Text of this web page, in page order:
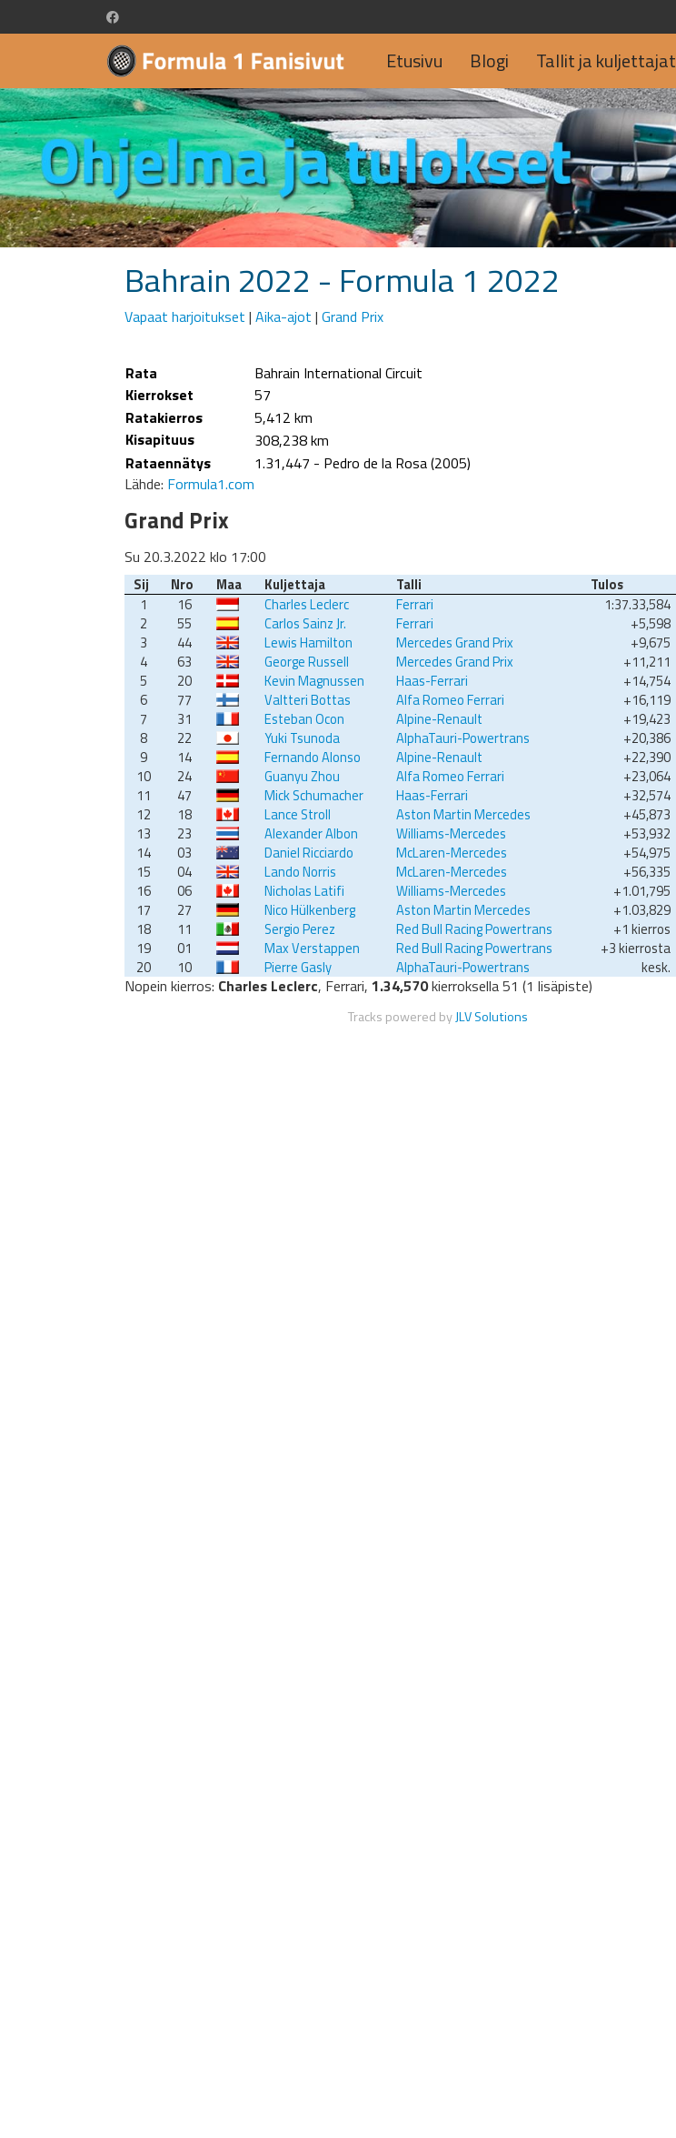
Etusivu Blogi Tallit ja kuljettajat
Bahrain 2022 - Formula 1 2022
Vapaat harjoitukset | Aika-ajot | Grand Prix
Rata
Bahrain International Circuit
Kierrokset
57
Ratakierros
5,412 km
Kisapituus
308,238 km
Rataennätys
1.31,447 - Pedro de la Rosa (2005)
Lähde: Formula1.com
Grand Prix
Su 20.3.2022 klo 17:00
Sij Nro Maa Kuljettaja Talli Tulos
1
16 Charles Leclerc Ferrari 1:37.33,584
2
55 Carlos Sainz Jr. Ferrari +5,598
3
44 Lewis Hamilton Mercedes Grand Prix +9,675
4
63 George Russell Mercedes Grand Prix +11,211
5
20 Kevin Magnussen Haas-Ferrari +14,754
6
77 Valtteri Bottas Alfa Romeo Ferrari +16,119
7
31 Esteban Ocon Alpine-Renault +19,423
8
22 Yuki Tsunoda AlphaTauri-Powertrans +20,386
9
14 Fernando Alonso Alpine-Renault +22,390
10
24 Guanyu Zhou Alfa Romeo Ferrari +23,064
11
47 Mick Schumacher Haas-Ferrari +32,574
12
18 Lance Stroll Aston Martin Mercedes +45,873
13
23 Alexander Albon Williams-Mercedes +53,932
14
03 Daniel Ricciardo McLaren-Mercedes +54,975
15
04 Lando Norris McLaren-Mercedes +56,335
16
06 Nicholas Latifi Williams-Mercedes +1.01,795
17
27 Nico Hülkenberg Aston Martin Mercedes +1.03,829
18
11 Sergio Perez Red Bull Racing Powertrans +1 kierros
19
01 Max Verstappen Red Bull Racing Powertrans +3 kierrosta
20
10 Pierre Gasly AlphaTauri-Powertrans kesk.
Nopein kierros: Charles Leclerc, Ferrari, 1.34,570kierroksella 51 (1 lisäpiste)
Tracks powered byJLV Solutions